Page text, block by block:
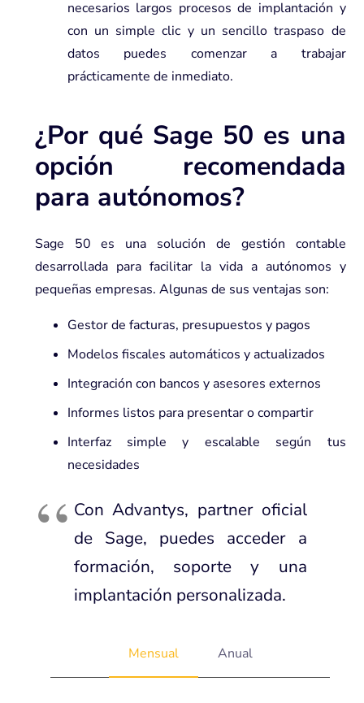
necesarios largos procesos de implantación y
con un simple clic y un sencillo traspaso de
datos puedes comenzar a trabajar
prácticamente de inmediato.
¿Por qué Sage 50 es una
opción recomendada
para autónomos?
Sage 50 es una solución de gestión contable
desarrollada para facilitar la vida a autónomos y
pequeñas empresas. Algunas de sus ventajas son:
Gestor de facturas, presupuestos y pagos
Modelos fiscales automáticos y actualizados
Integración con bancos y asesores externos
Informes listos para presentar o compartir
Interfaz simple y escalable según tus
necesidades
Con Advantys, partner oficial
de Sage, puedes acceder a
formación, soporte y una
implantación personalizada.
Mensual Anual